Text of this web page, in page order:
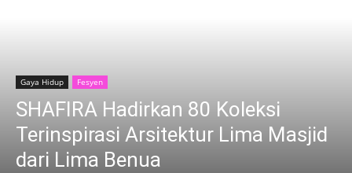
Gaya Hidup Fesyen
SHAFIRA Hadirkan 80 Koleksi
Terinspirasi Arsitektur Lima Masjid
dari Lima Benua